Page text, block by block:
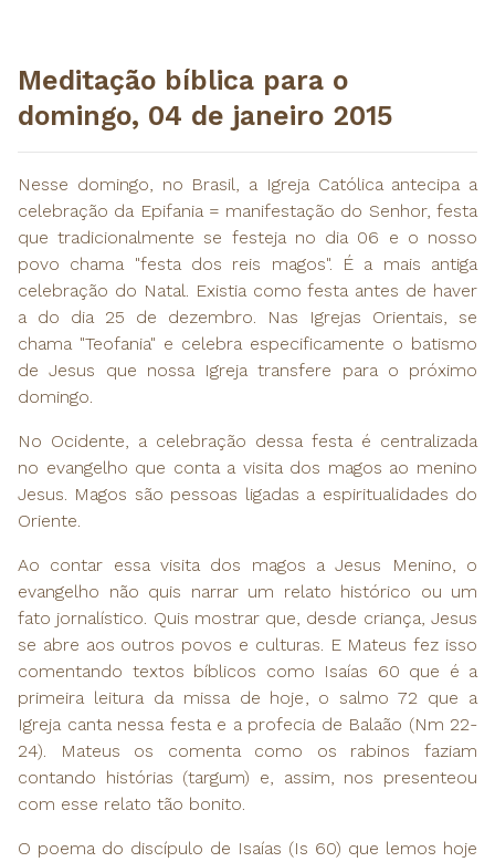
Meditação bíblica para o
domingo, 04 de janeiro 2015
Nesse domingo, no Brasil, a Igreja Católica antecipa a
celebração da Epifania = manifestação do Senhor, festa
que tradicionalmente se festeja no dia 06 e o nosso
povo chama "festa dos reis magos". É a mais antiga
celebração do Natal. Existia como festa antes de haver
a do dia 25 de dezembro. Nas Igrejas Orientais, se
chama "Teofania" e celebra especificamente o batismo
de Jesus que nossa Igreja transfere para o próximo
domingo.
No Ocidente, a celebração dessa festa é centralizada
no evangelho que conta a visita dos magos ao menino
Jesus. Magos são pessoas ligadas a espiritualidades do
Oriente.
Ao contar essa visita dos magos a Jesus Menino, o
evangelho não quis narrar um relato histórico ou um
fato jornalístico. Quis mostrar que, desde criança, Jesus
se abre aos outros povos e culturas. E Mateus fez isso
comentando textos bíblicos como Isaías 60 que é a
primeira leitura da missa de hoje, o salmo 72 que a
Igreja canta nessa festa e a profecia de Balaão (Nm 22-
24). Mateus os comenta como os rabinos faziam
contando histórias (targum) e, assim, nos presenteou
com esse relato tão bonito.
O poema do discípulo de Isaías (Is 60) que lemos hoje